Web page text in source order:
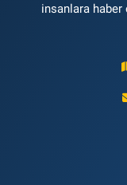
insanlara haber